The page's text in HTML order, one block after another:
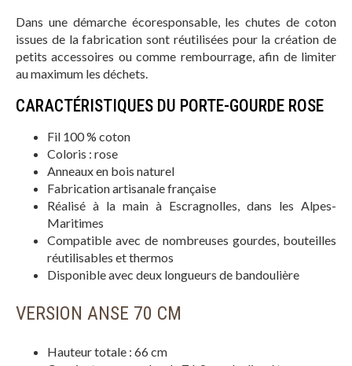
Dans une démarche écoresponsable, les chutes de coton
issues de la fabrication sont réutilisées pour la création de
petits accessoires ou comme rembourrage, afin de limiter
au maximum les déchets.
CARACTÉRISTIQUES DU PORTE-GOURDE ROSE
Fil 100 % coton
Coloris : rose
Anneaux en bois naturel
Fabrication artisanale française
Réalisé à la main à Escragnolles, dans les Alpes-
Maritimes
Compatible avec de nombreuses gourdes, bouteilles
réutilisables et thermos
Disponible avec deux longueurs de bandoulière
VERSION ANSE 70 CM
Hauteur totale : 66 cm